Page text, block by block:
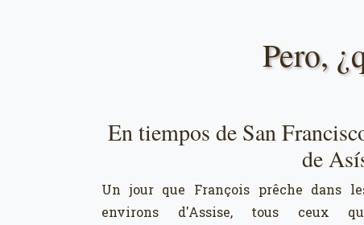
Pero,
En tiempos de San
de
Un jour que François prêche dans
environs d'Assise, tous ceux